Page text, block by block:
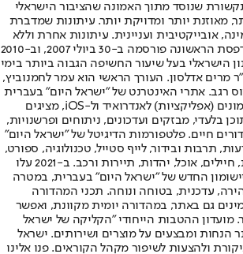
שנוסד מתוך האמונה שהציבור הישראלי
מאוזנת יותר ומדויקת יותר. עיתונות שמדברת
אובייקטיבית ועניינית. עיתונות אחרת וללא
תשלום. המהדורה המודפסת הראשונה פורסמה ב-30 ביולי 2007, וב-2010
הישראלי בעל שיעור החשיפה הגבוה ביותר בימי
מרים אדלסון. העורך הראשי הוא עמר לחמנוביץ,
רגב. אתרי האינטרנט של "ישראל היום" בעברית
ובאנגלית, כמו כן היישומונים (אפליקציות) לאנדרואיד ול-iOS, מציגים
בלעדי, מבזקים ועדכונים, ניתוחים ופרשנויות,
חיים. פלטפורמות הדיגיטל של "ישראל היום"
תרבות ובידור, לייף סטייל, טכנולוגיה, ספורט,
כלכלה וצרכנות, בריאות, חיילים, אוכל, יהדות, תיירות ורכב. ב-2021 עלו
החדש של "ישראל היום" בעברית, במטרה
עדכנית, בטוחה ונוחה. תכני המהדורה
גם באתר, במהדורה יומית מקוונת, ואפשר
מועדון ההטבות הייחודי "הקליקה של ישראל
הנחות ומבצעים על מוצרים ושירותים. ישראל
ולהצעות לשיפור מקהל הקוראים. פנו אלינו